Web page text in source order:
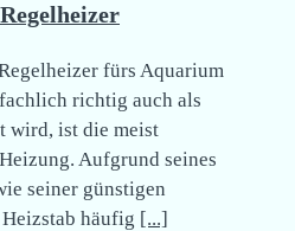
fürs Aquarium
richtig auch als
wird, ist die meist
Aufgrund seines
seiner günstigen
häufig [...]